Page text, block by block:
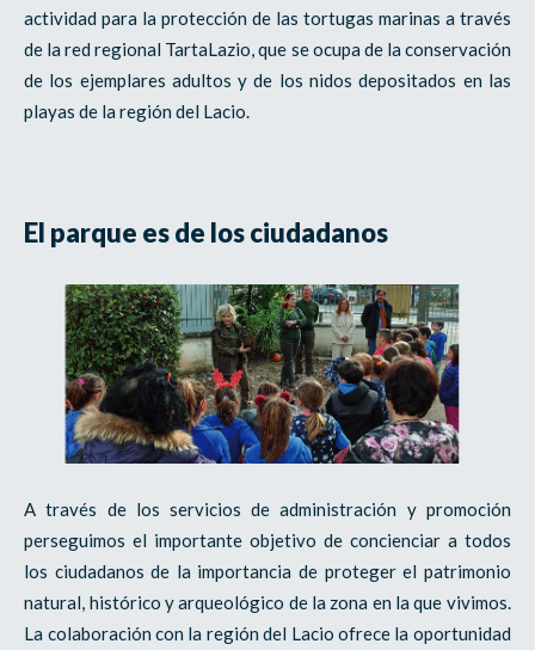
actividad para la protección de las tortugas marinas a través
de la red regional TartaLazio, que se ocupa de la conservación
de los ejemplares adultos y de los nidos depositados en las
playas de la región del Lacio.
El parque es de los ciudadanos
A través de los servicios de administración y promoción
perseguimos el importante objetivo de concienciar a todos
los ciudadanos de la importancia de proteger el patrimonio
natural, histórico y arqueológico de la zona en la que vivimos.
La colaboración con la región del Lacio ofrece la oportunidad